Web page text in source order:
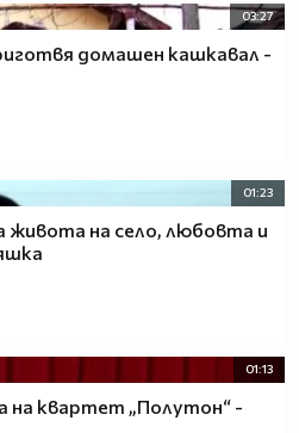
03:27
домашен кашкавал -
01:23
живота на село, любовта и
01:13
на квартет „Полутон“ -